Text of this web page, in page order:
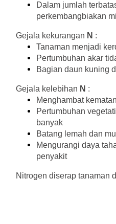
Dalam jumlah
perkembangbiakan
Gejala kekurangan N :
Tanaman menjadi
Pertumbuhan akar
Bagian daun kuning
Gejala kelebihan N :
Menghambat
Pertumbuhan
banyak
Batang lemah dan
Mengurangi daya
penyakit
Nitrogen diserap tanaman